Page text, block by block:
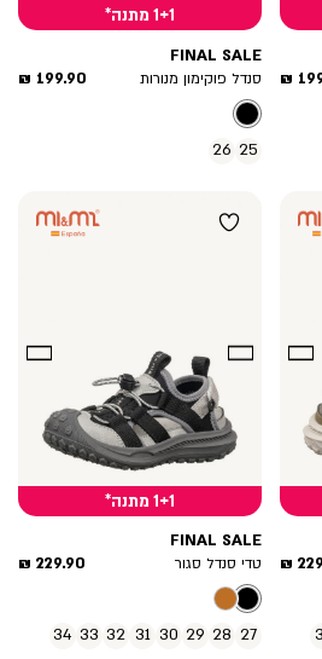
1+1 מתנה*
FINAL SALE
סנדל פוקימון מנורות
מחיר
199.90 ₪
25
26
1+1 מתנה*
FINAL SALE
טדי סנדל סגור
מחיר
229.90 ₪
27
28
29
30
31
32
33
34